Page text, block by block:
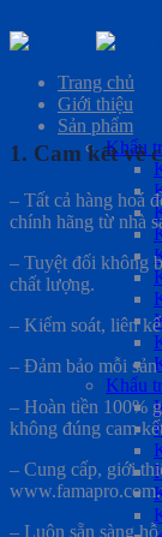
Skip
contentTrang chủ
Giới thiệu
Sản phẩm
Khẩu
Khẩu
1. Cam kết về
– Tất cả hàng hoá
chính hãng từ nhà
– Tuyệt đối không
chất lượng.
– Kiểm soát, liên
– Đảm bảo mỗi
– Hoàn tiền 100%
không đúng cam
– Cung cấp, giới
– Luôn sẵn sàng